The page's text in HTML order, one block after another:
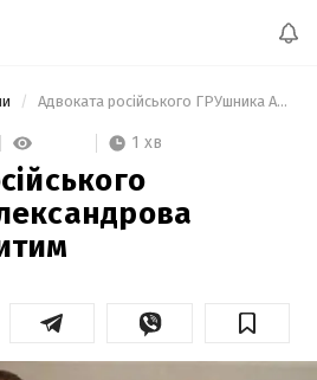
Адвоката російського ГРУшника Александрова знайшли вбитим
1 хв